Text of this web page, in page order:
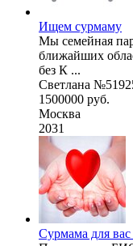
Ищем сурмаму
Мы семейная
ближайших
без К ...
Светлана
1500000 руб.
Москва
2031
Сурмама для